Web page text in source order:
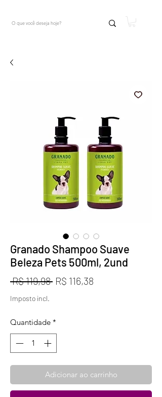
Granado Shampoo Suave
Beleza Pets 500ml, 2und
R$ 119,98 Preço
R$ 116,38
Imposto incl.
Quantidade *
Adicionar ao carrinho